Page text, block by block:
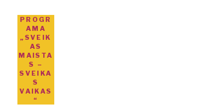
PROGR
AMA
„SVEIK
AS
MAISTA
S –
SVEIKA
S
VAIKAS
“